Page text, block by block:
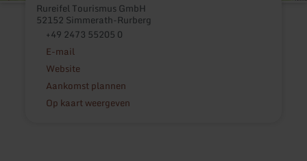
Rureifel Tourismus GmbH
52152 Simmerath-Rurberg
+49 2473 55205 0
E-mail
Website
Aankomst plannen
Op kaart weergeven